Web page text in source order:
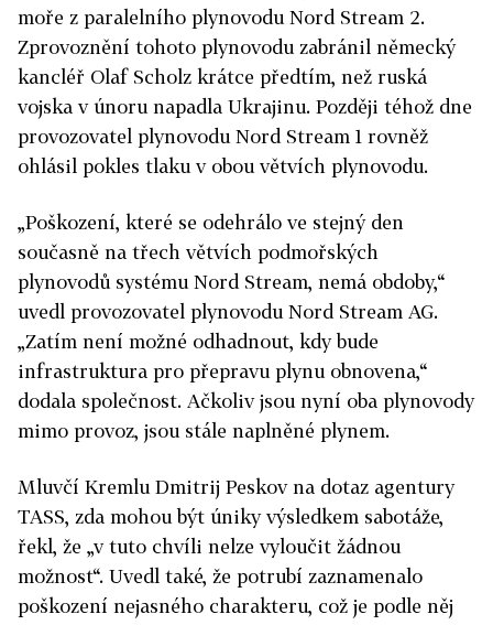
moře z paralelního plynovodu Nord Stream 2.
Zprovoznění tohoto plynovodu zabránil německý
kancléř Olaf Scholz krátce předtím, než ruská
vojska v únoru napadla Ukrajinu. Později téhož dne
provozovatel plynovodu Nord Stream 1 rovněž
ohlásil pokles tlaku v obou větvích plynovodu.
„Poškození, které se odehrálo ve stejný den
současně na třech větvích podmořských
plynovodů systému Nord Stream, nemá obdoby,“
uvedl provozovatel plynovodu Nord Stream AG.
„Zatím není možné odhadnout, kdy bude
infrastruktura pro přepravu plynu obnovena,“
dodala společnost. Ačkoliv jsou nyní oba plynovody
mimo provoz, jsou stále naplněné plynem.
Mluvčí Kremlu Dmitrij Peskov na dotaz agentury
TASS, zda mohou být úniky výsledkem sabotáže,
řekl, že „v tuto chvíli nelze vyloučit žádnou
možnost“. Uvedl také, že potrubí zaznamenalo
poškození nejasného charakteru, což je podle něj